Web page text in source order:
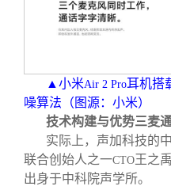
▲小米Air 2 Pro耳机搭
噪算法（图源：小米）
技术构建与优势三麦
实际上，声加科技的
联合创始人之一CTO王之
出身于中科院声学所。